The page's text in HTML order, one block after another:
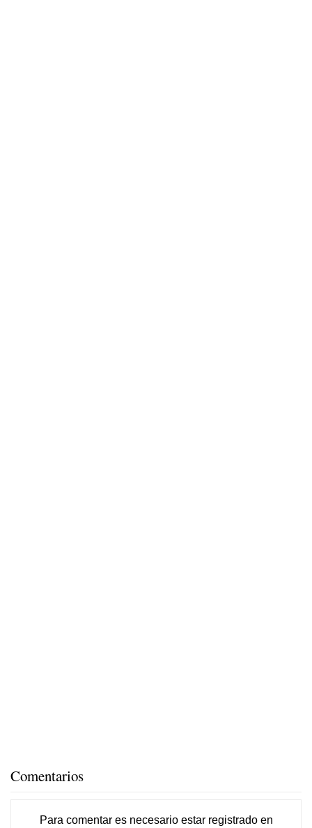
Comentarios
Para comentar es necesario estar registradoen